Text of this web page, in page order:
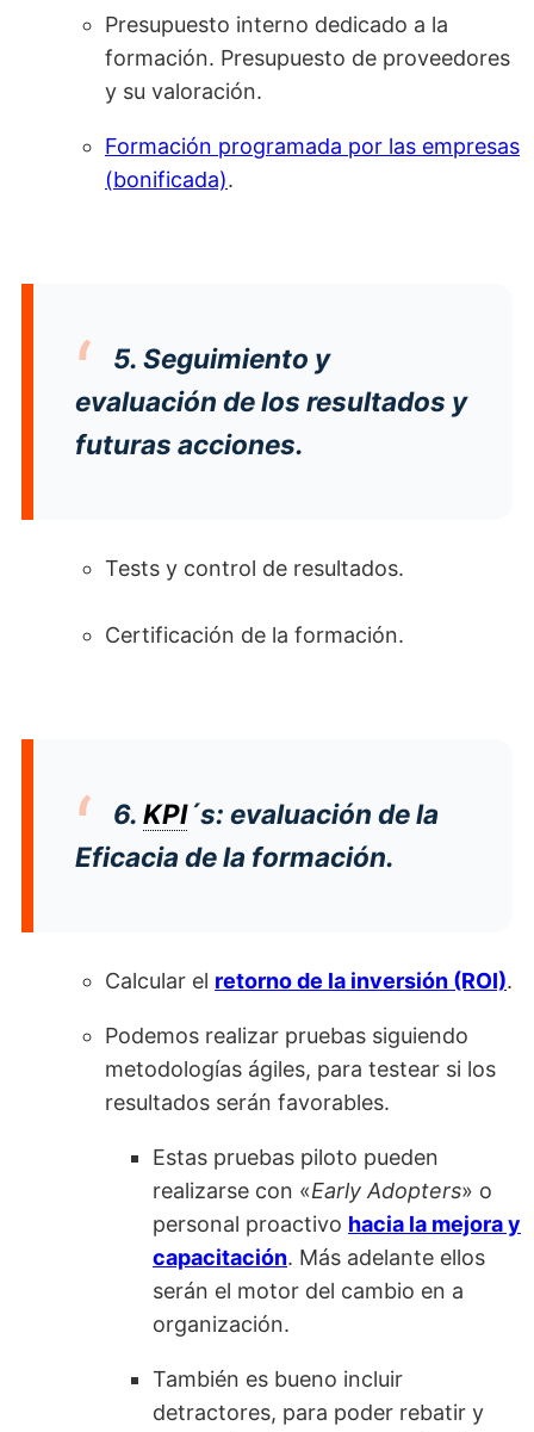
Presupuesto interno dedicado a la
formación. Presupuesto de proveedores
y su valoración.
Formación programada por las empresas
(bonificada).
5. Seguimiento y
evaluación de los resultados y
futuras acciones.
Tests y control de resultados.
Certificación de la formación.
6. KPI´s: evaluación de la
Eficacia de la formación.
Calcular el retorno de la inversión (ROI).
Podemos realizar pruebas siguiendo
metodologías ágiles, para testear si los
resultados serán favorables.
Estas pruebas piloto pueden
realizarse con «Early Adopters» o
personal proactivo hacia la mejora y
capacitación. Más adelante ellos
serán el motor del cambio en a
organización.
También es bueno incluir
detractores, para poder rebatir y